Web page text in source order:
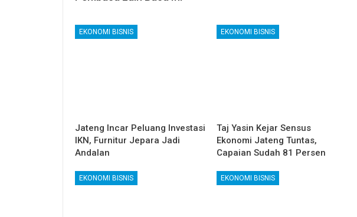
EKONOMI BISNIS
Jateng Incar Peluang Investasi
IKN, Furnitur Jepara Jadi
Andalan
EKONOMI BISNIS
Taj Yasin Kejar Sensus
Ekonomi Jateng Tuntas,
Capaian Sudah 81 Persen
EKONOMI BISNIS EKONOMI BISNIS